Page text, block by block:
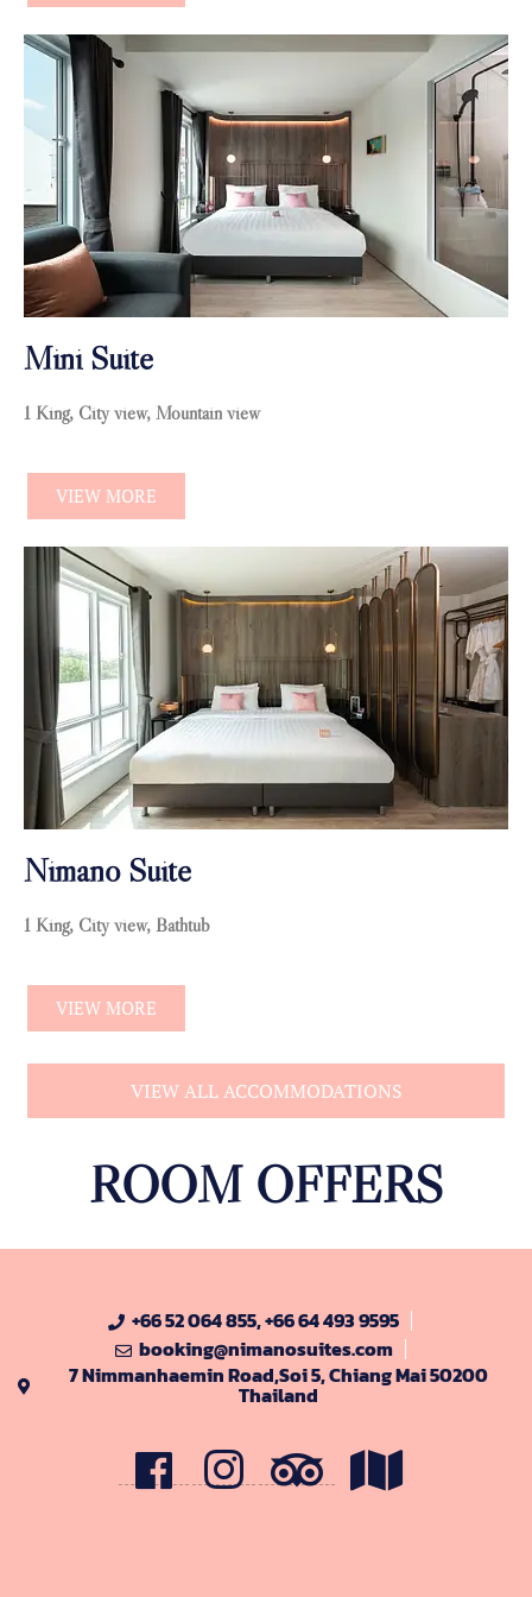
Mini Suite
1 King, City view, Mountain view
VIEW MORE
Nimano Suite
1 King, City view, Bathtub
VIEW MORE
VIEW ALL ACCOMMODATIONS
ROOM OFFERS
+66 52 064 855, +66 64 493 9595
booking@nimanosuites.com
7 Nimmanhaemin Road,Soi 5, Chiang Mai 50200
Thailand